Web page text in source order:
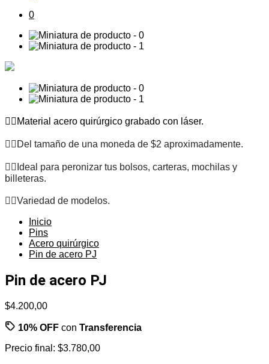
0
✌🏽Material acero quirúrgico grabado con láser.
✌🏽Del tamaño de una moneda de $2 aproximadamente.
✌🏽Ideal para peronizar tus bolsos, carteras, mochilas y
billeteras.
✌🏽Variedad de modelos.
Inicio
Pins
Acero quirúrgico
Pin de acero PJ
Pin de acero PJ
$4.200,00
10% OFF con Transferencia
Precio final: $3.780,00